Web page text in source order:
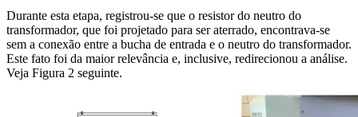
Durante esta etapa, registrou-se que o resistor do neutro do
transformador, que foi projetado para ser aterrado, encontrava-se
sem a conexão entre a bucha de entrada e o neutro do transformador.
Este fato foi da maior relevância e, inclusive, redirecionou a análise.
Veja Figura 2 seguinte.